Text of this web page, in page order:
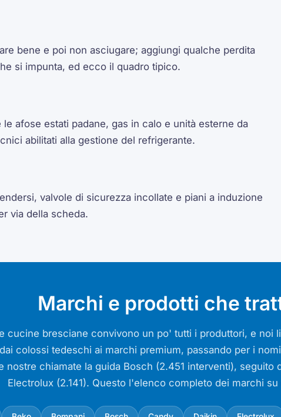
bene e poi non asciugare; aggiungi qualche perdita
si impunta, ed ecco il quadro tipico.
afose estati padane, gas in calo e unità esterne da
abilitati alla gestione del refrigerante.
valvole di sicurezza incollate e piani a induzione
via della scheda.
Marchi e prodotti che
cucine bresciane convivono un po' tutti i produttori, e noi
colossi tedeschi ai marchi premium, passando per i
nostre chiamate la guida Bosch (2.451 interventi), seguito
Electrolux (2.141). Questo l'elenco completo dei marchi